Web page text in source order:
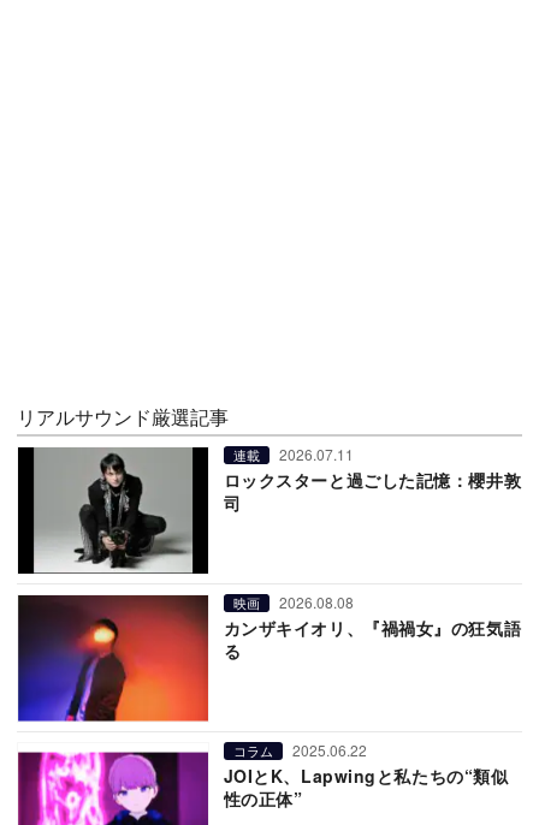
リアルサウンド厳選記事
連載 2026.07.11
ロックスターと過ごした記憶：櫻井敦
司
映画 2026.08.08
カンザキイオリ、『禍禍女』の狂気語
る
コラム 2025.06.22
JOIとK、Lapwingと私たちの“類似
性の正体”